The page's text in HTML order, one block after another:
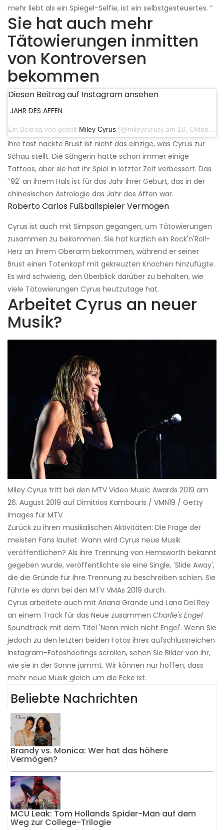
mehr liebt als ein Spiegel-Selfie, ist ein selbstgesteuertes. “
Sie hat auch mehr
Tätowierungen inmitten
von Kontroversen
bekommen
Diesen Beitrag auf Instagram ansehen
JAHR DES AFFEN
Ein Beitrag von geteilt Miley Cyrus (@mileycyrus) am 16. Oktober 2019 um 19:04 Uhr PDT
Ihre fast nackte Brust ist nicht das einzige, was Cyrus zur
Schau stellt. Die Sängerin hatte schon immer einige
Tattoos, aber sie hat ihr Spiel in letzter Zeit verbessert. Das
'’92' an ihrem Hals ist für das Jahr ihrer Geburt, das in der
chinesischen Astrologie das Jahr des Affen war.
Roberto Carlos Fußballspieler Vermögen
Cyrus ist auch mit Simpson gegangen, um Tätowierungen
zusammen zu bekommen. Sie hat kürzlich ein Rock'n'Roll-
Herz an ihrem Oberarm bekommen, während er seiner
Brust einen Totenkopf mit gekreuzten Knochen hinzufügte.
Es wird schwierig, den Überblick darüber zu behalten, wie
viele Tätowierungen Cyrus heutzutage hat.
Arbeitet Cyrus an neuer
Musik?
Miley Cyrus tritt bei den MTV Video Music Awards 2019 am
26. August 2019 auf Dimitrios Kambouris / VMN19 / Getty
Images für MTV
Zurück zu ihren musikalischen Aktivitäten: Die Frage der
meisten Fans lautet: Wann wird Cyrus neue Musik
veröffentlichen? Als ihre Trennung von Hemsworth bekannt
gegeben wurde, veröffentlichte sie eine Single, 'Slide Away',
die die Gründe für ihre Trennung zu beschreiben schien. Sie
führte es dann bei den MTV VMAs 2019 durch.
Cyrus arbeitete auch mit Ariana Grande und Lana Del Rey
an einem Track für das Neue zusammen Charlie's Engel
Soundtrack mit dem Titel 'Nenn mich nicht Engel'. Wenn Sie
jedoch zu den letzten beiden Fotos ihres aufschlussreichen
Instagram-Fotoshootings scrollen, sehen Sie Bilder von ihr,
wie sie in der Sonne jammt. Wir können nur hoffen, dass
mehr neue Musik gleich um die Ecke ist.
Beliebte Nachrichten
Brandy vs. Monica: Wer hat das höhere
Vermögen?
MCU Leak: Tom Hollands Spider-Man auf dem
Weg zur College-Trilogie